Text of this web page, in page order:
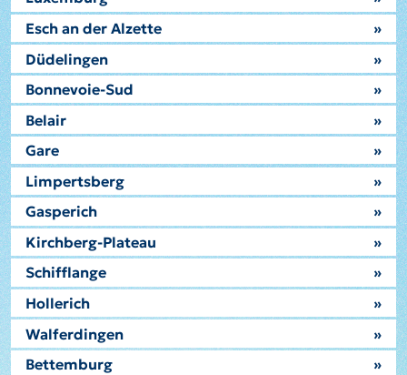
Esch an der Alzette
»
Düdelingen
»
Bonnevoie-Sud
»
Belair
»
Gare
»
Limpertsberg
»
Gasperich
»
Kirchberg-Plateau
»
Schifflange
»
Hollerich
»
Walferdingen
»
Bettemburg
»